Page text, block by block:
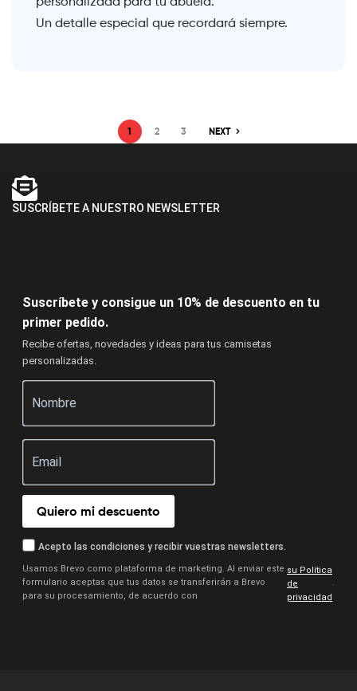
Un detalle especial que recordará siempre.
1 2 3 NEXT
SUSCRÍBETE A NUESTRO NEWSLETTER
Suscríbete y consigue un 10% de descuento en tu
primer pedido.
Recibe ofertas, novedades y ideas para tus camisetas
personalizadas.
Quiero mi descuento
Acepto las condiciones y recibir vuestras newsletters.
Usamos Brevo como plataforma de marketing. Al enviar este
formulario aceptas que tus datos se transferirán a Brevo
para su procesamiento, de acuerdo con
su Política
de
privacidad
.